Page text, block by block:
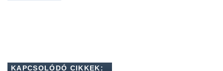
KAPCSOLÓDÓ CIKKEK: